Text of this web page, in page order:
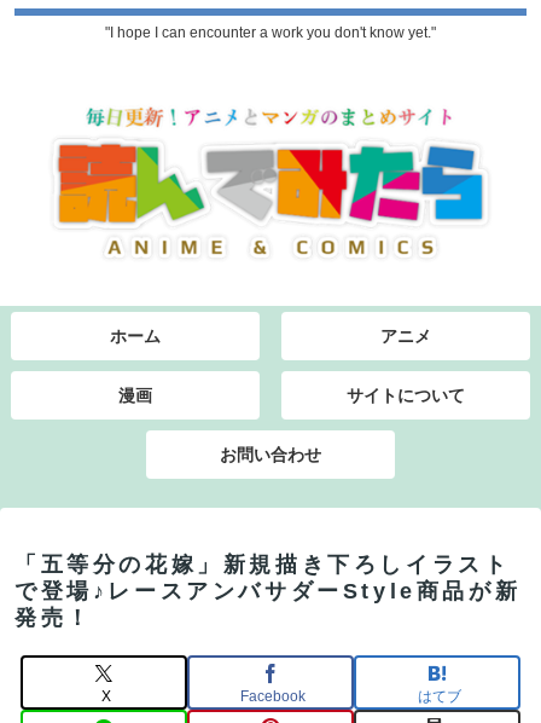
"I hope I can encounter a work you don't know yet."
ホーム アニメ
漫画 サイトについて
お問い合わせ
「五等分の花嫁」新規描き下ろしイラスト
で登場♪レースアンバサダーStyle商品が新
発売！
X Facebook はてブ